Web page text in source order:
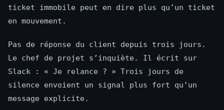
ticket immobile peut en dire plus qu’un ticket
en mouvement.
Pas de réponse du client depuis trois jours.
Le chef de projet s’inquiète. Il écrit sur
Slack : « Je relance ? » Trois jours de
silence envoient un signal plus fort qu’un
message explicite.